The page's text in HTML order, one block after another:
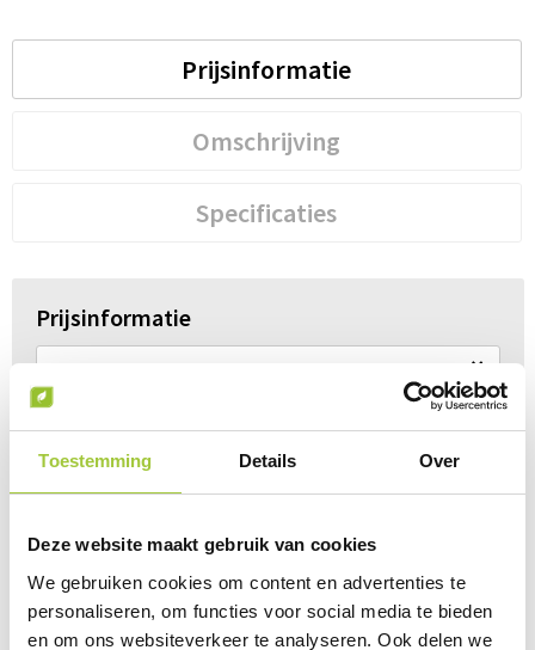
Toestemming Details Over
Deze website maakt gebruik van cookies
We gebruiken cookies om content en advertenties te
personaliseren, om functies voor social media te bieden
en om ons websiteverkeer te analyseren. Ook delen we
Prijsinformatie
Omschrijving
Specificaties
Prijsinformatie
×
Draai uw mobiel voor de Prijs informatie
Gerelateerde producten